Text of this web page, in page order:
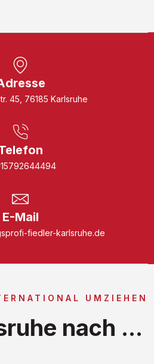
45, 76185 Karlsruhe
E-Mail
fiedler-karlsruhe.de
UMZIEHEN
nach ...